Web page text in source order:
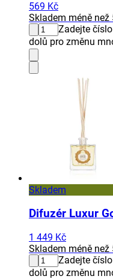
569 Kč
Skladem méně než
Zadejte
dolů pro změnu
Skladem
Difuzér Luxur
1 449 Kč
Skladem méně než
Zadejte
dolů pro změnu